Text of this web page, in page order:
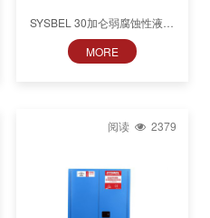
SYSBEL 30加仑弱腐蚀性液体
储存柜WA810300B
MORE
阅读 2379